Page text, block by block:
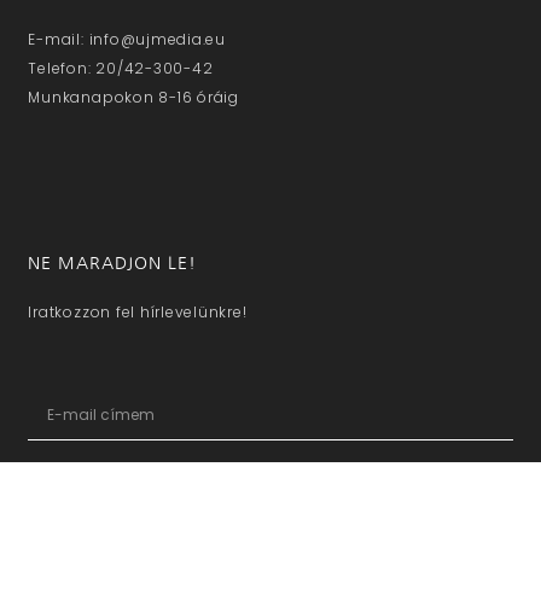
E-mail: info@ujmedia.eu
Telefon: 20/42-300-42
Munkanapokon 8-16 óráig
NE MARADJON LE!
Iratkozzon fel hírlevelünkre!